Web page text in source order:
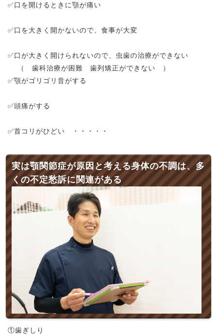
✅口を開けるときに顎が痛い
✅口を大きく開かないので、食事が大変
✅口が大きく開けられないので、虫歯の治療ができない
（ 歯科治療が困難 歯列矯正ができない ）
✅顎がゴリゴリ音がする
✅頭痛がする
✅首コリがひどい ・・・・・
実は顎関節症が原因と考える身体の不調は、多
くの不定愁訴に関連がある
①歯ぎしり